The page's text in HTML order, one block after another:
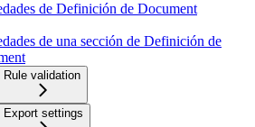
de Definición de Document
de una sección de Definición de
Rule validation
Export settings